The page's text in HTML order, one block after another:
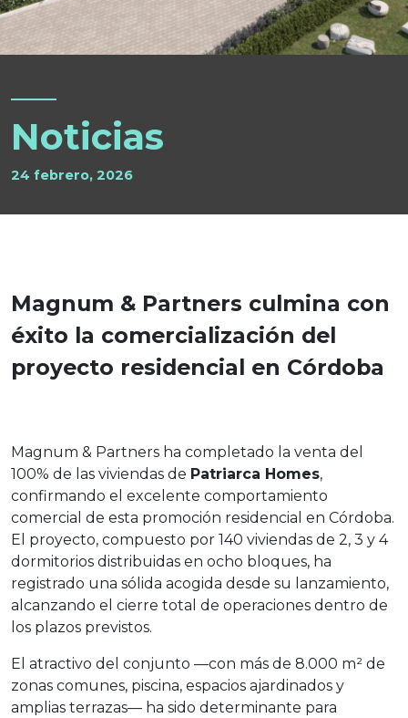
Noticias
24 febrero, 2026
Magnum & Partners culmina con
éxito la comercialización del
proyecto residencial en Córdoba
Magnum & Partners ha completado la venta del
100% de las viviendas de Patriarca Homes,
confirmando el excelente comportamiento
comercial de esta promoción residencial en Córdoba.
El proyecto, compuesto por 140 viviendas de 2, 3 y 4
dormitorios distribuidas en ocho bloques, ha
registrado una sólida acogida desde su lanzamiento,
alcanzando el cierre total de operaciones dentro de
los plazos previstos.
El atractivo del conjunto —con más de 8.000 m² de
zonas comunes, piscina, espacios ajardinados y
amplias terrazas— ha sido determinante para